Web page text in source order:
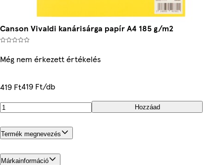
Canson Vivaldi kanárisárga papír A4 185 g/m2
Még nem érkezett értékelés
419 Ft419 Ft/db
Hozzáad
Termék megnevezés
Márkainformáció